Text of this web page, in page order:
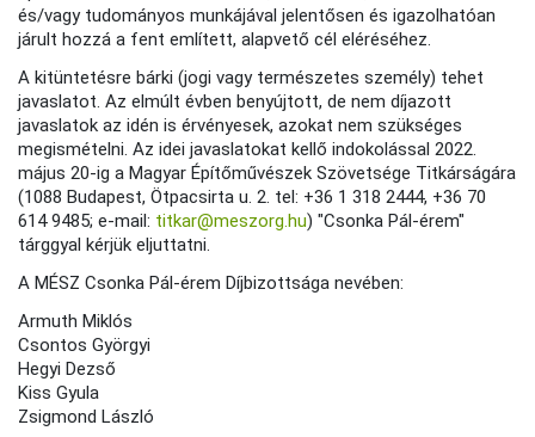
és/vagy tudományos munkájával jelentősen és igazolhatóan
járult hozzá a fent említett, alapvető cél eléréséhez.
A kitüntetésre bárki (jogi vagy természetes személy) tehet
javaslatot. Az elmúlt évben benyújtott, de nem díjazott
javaslatok az idén is érvényesek, azokat nem szükséges
megismételni. Az idei javaslatokat kellő indokolással 2022.
május 20-ig a Magyar Építőművészek Szövetsége Titkárságára
(1088 Budapest, Ötpacsirta u. 2. tel: +36 1 318 2444, +36 70
614 9485; e-mail: titkar@meszorg.hu) "Csonka Pál-érem"
tárggyal kérjük eljuttatni.
A MÉSZ Csonka Pál-érem Díjbizottsága nevében:
Armuth Miklós
Csontos Györgyi
Hegyi Dezső
Kiss Gyula
Zsigmond László